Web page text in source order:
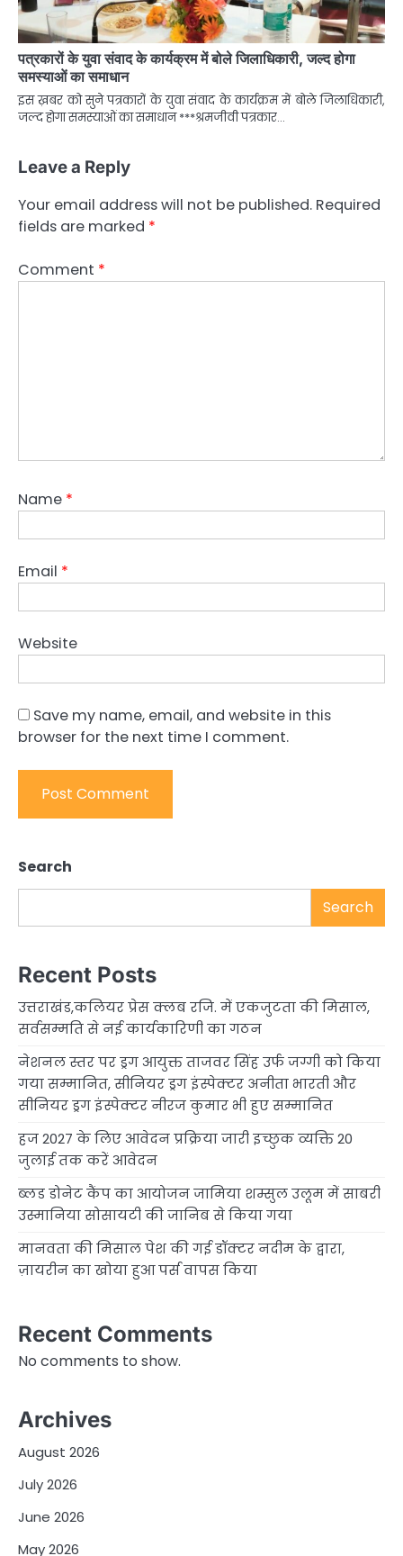
पत्रकारों के युवा संवाद के कार्यक्रम में बोले जिलाधिकारी, जल्द होगा
समस्याओं का समाधान
इस ख़बर को सुने पत्रकारों के युवा संवाद के कार्यक्रम में बोले जिलाधिकारी,
जल्द होगा समस्याओं का समाधान ***श्रमजीवी पत्रकार…
Leave a Reply
Your email address will not be published. Required
fields are marked *
Comment *
Name *
Email *
Website
Save my name, email, and website in this
browser for the next time I comment.
Search
Search
Recent Posts
उत्तराखंड,कलियर प्रेस क्लब रजि. में एकजुटता की मिसाल,
सर्वसम्मति से नई कार्यकारिणी का गठन
नेशनल स्तर पर ड्रग आयुक्त ताजवर सिंह उर्फ जग्गी को किया
गया सम्मानित, सीनियर ड्रग इंस्पेक्टर अनीता भारती और
सीनियर ड्रग इंस्पेक्टर नीरज कुमार भी हुए सम्मानित
हज 2027 के लिए आवेदन प्रक्रिया जारी इच्छुक व्यक्ति 20
जुलाई तक करें आवेदन
ब्लड डोनेट कैंप का आयोजन जामिया शम्सुल उलूम में साबरी
उस्मानिया सोसायटी की जानिब से किया गया
मानवता की मिसाल पेश की गई डॉक्टर नदीम के द्वारा,
ज़ायरीन का खोया हुआ पर्स वापस किया
Recent Comments
No comments to show.
Archives
August 2026
July 2026
June 2026
May 2026